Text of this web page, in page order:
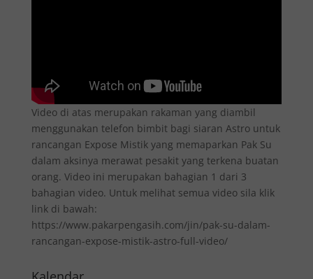
Video di atas merupakan rakaman yang diambil
menggunakan telefon bimbit bagi siaran Astro untuk
rancangan Expose Mistik yang memaparkan Pak Su
dalam aksinya merawat pesakit yang terkena buatan
orang. Video ini merupakan bahagian 1 dari 3
bahagian video. Untuk melihat semua video sila klik
link di bawah:
https://www.pakarpengasih.com/jin/pak-su-dalam-
rancangan-expose-mistik-astro-full-video/